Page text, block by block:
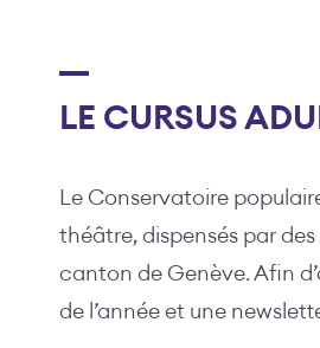
LE CURSUS
Le Conservatoire
théâtre, dispensés par
canton de Genève. Afin
de l’année et une